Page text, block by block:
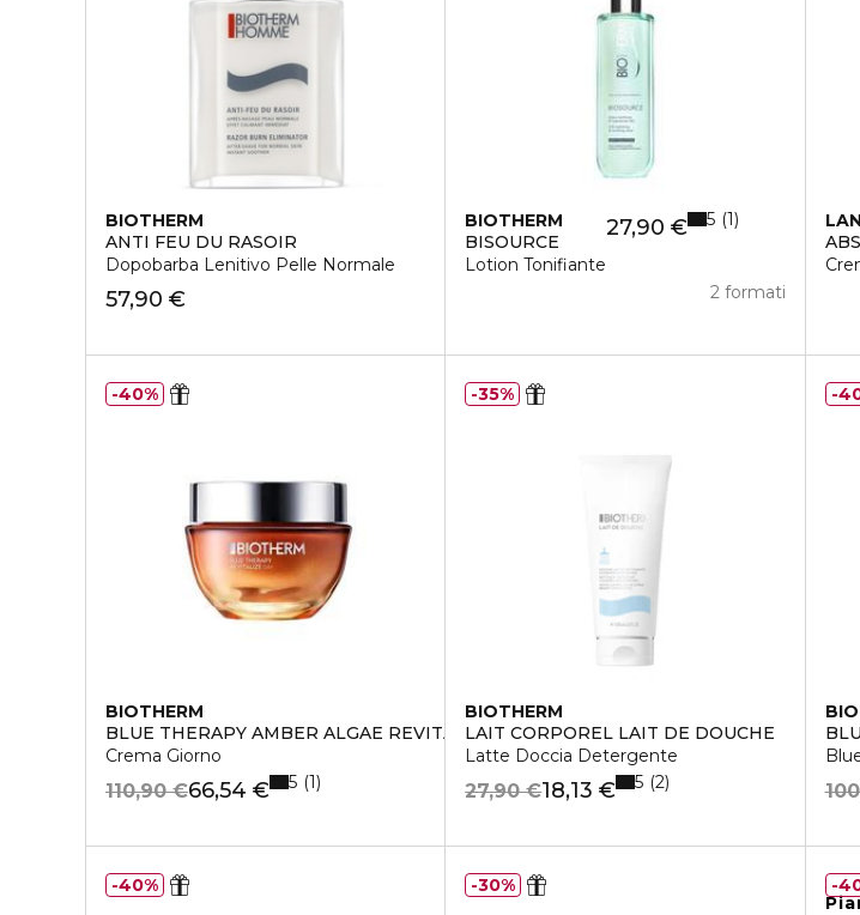
BIOTHERM
ANTI FEU DU RASOIR
Dopobarba Lenitivo Pelle Normale
57,90 €
BIOTHERM
BISOURCE
Lotion Tonifiante
27,90 €
2 formati
5 1
BIOTHERM
BLUE THERAPY AMBER ALGAE REVITALIZE
Crema Giorno
66,54 €
110,90 € 5 1
40%
BIOTHERM
LAIT CORPOREL LAIT DE DOUCHE
Latte Doccia Detergente
18,13 €
27,90 € 5 2
35%
40%
30%